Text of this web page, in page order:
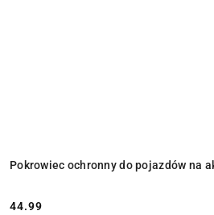
Pokrowiec ochronny do pojazdów na
44.99